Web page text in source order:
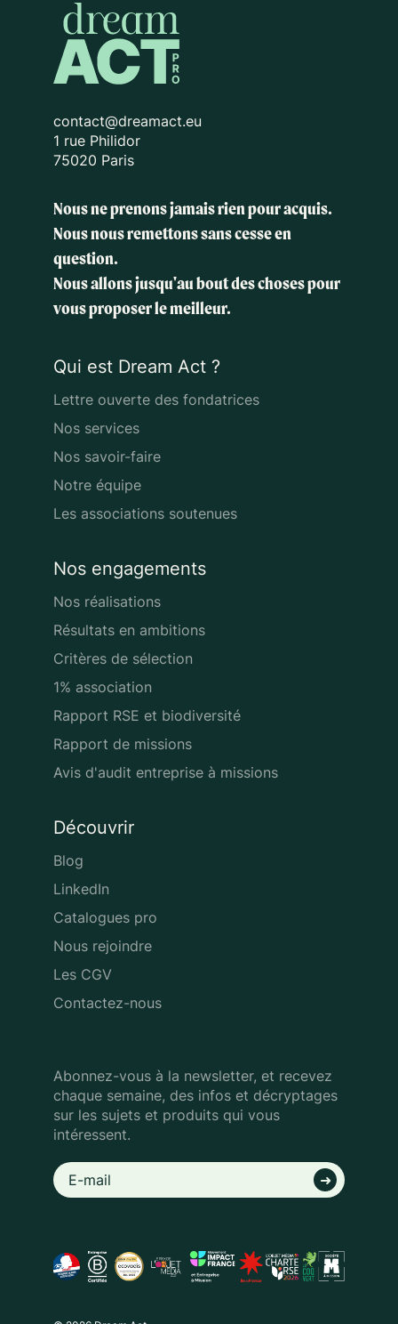
contact@dreamact.eu
1 rue Philidor
75020 Paris
Nous ne prenons jamais rien pour acquis.
Nous nous remettons sans cesse en
question.
Nous allons jusqu'au bout des chosespour
vous proposer le meilleur.
Qui est Dream Act ?
Lettre ouverte des fondatrices
Nos services
Nos savoir-faire
Notre équipe
Les associations soutenues
Nos engagements
Nos réalisations
Résultats en ambitions
Critères de sélection
1% association
Rapport RSE et biodiversité
Rapport de missions
Avis d'audit entreprise à missions
Découvrir
Blog
LinkedIn
Catalogues pro
Nous rejoindre
Les CGV
Contactez-nous
Abonnez-vous à la newsletter, et recevez
chaque semaine, des infos et décryptages
sur les sujets et produits qui vous
intéressent.